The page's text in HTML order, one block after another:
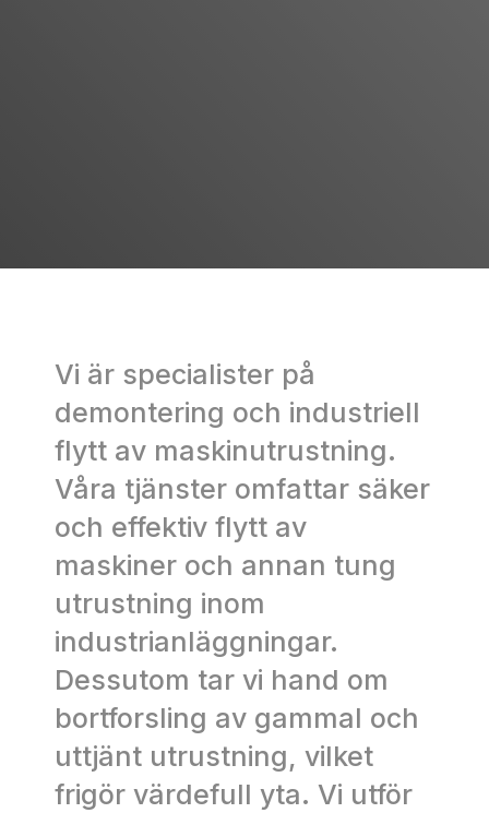
Vi är specialister på
demontering och industriell
flytt av maskinutrustning.
Våra tjänster omfattar säker
och effektiv flytt av
maskiner och annan tung
utrustning inom
industrianläggningar.
Dessutom tar vi hand om
bortforsling av gammal och
uttjänt utrustning, vilket
frigör värdefull yta. Vi utför